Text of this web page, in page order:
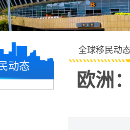
动态
全球移民动态
欧洲